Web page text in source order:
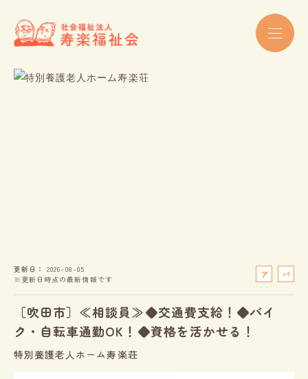
更新日
2026-08-05
※更新日時点の最新情報です
ア
イ
パ
［吹田市］≪相談員≫◆交通費支給！◆バイ
ク・自転車通勤OK！◆資格を活かせる！
特別養護老人ホーム寿楽荘